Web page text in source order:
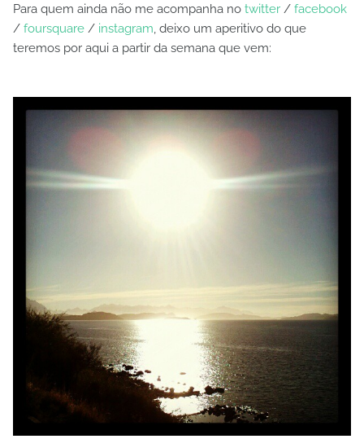
Para quem ainda não me acompanha no twitter / facebook
/ foursquare / instagram, deixo um aperitivo do que
teremos por aqui a partir da semana que vem: